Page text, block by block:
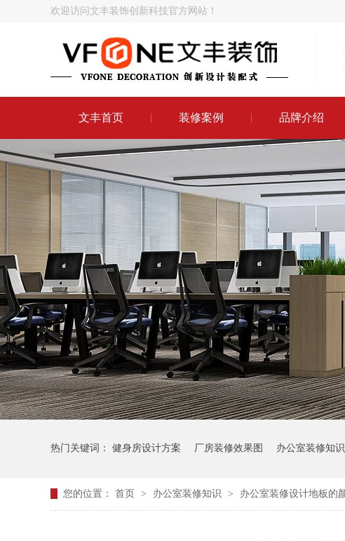
欢迎访问文丰装饰创新科技官方网站！
文丰首页 装修案例 品牌介绍
热门关键词： 健身房设计方案 厂房装修效果图 办公室装修知识
您的位置： 首页 > 办公室装修知识 > 办公室装修设计地板的